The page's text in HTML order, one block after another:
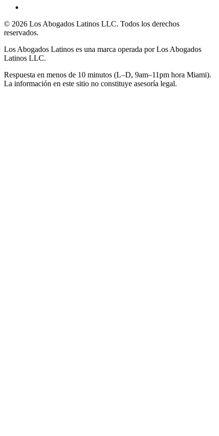
© 2026 Los Abogados Latinos LLC. Todos los derechos
reservados.
Los Abogados Latinos es una marca operada porLos Abogados
Latinos LLC.
Respuesta en menos de 10 minutos (L–D, 9am–11pm hora Miami).
La información en este sitio no constituye asesoría legal.